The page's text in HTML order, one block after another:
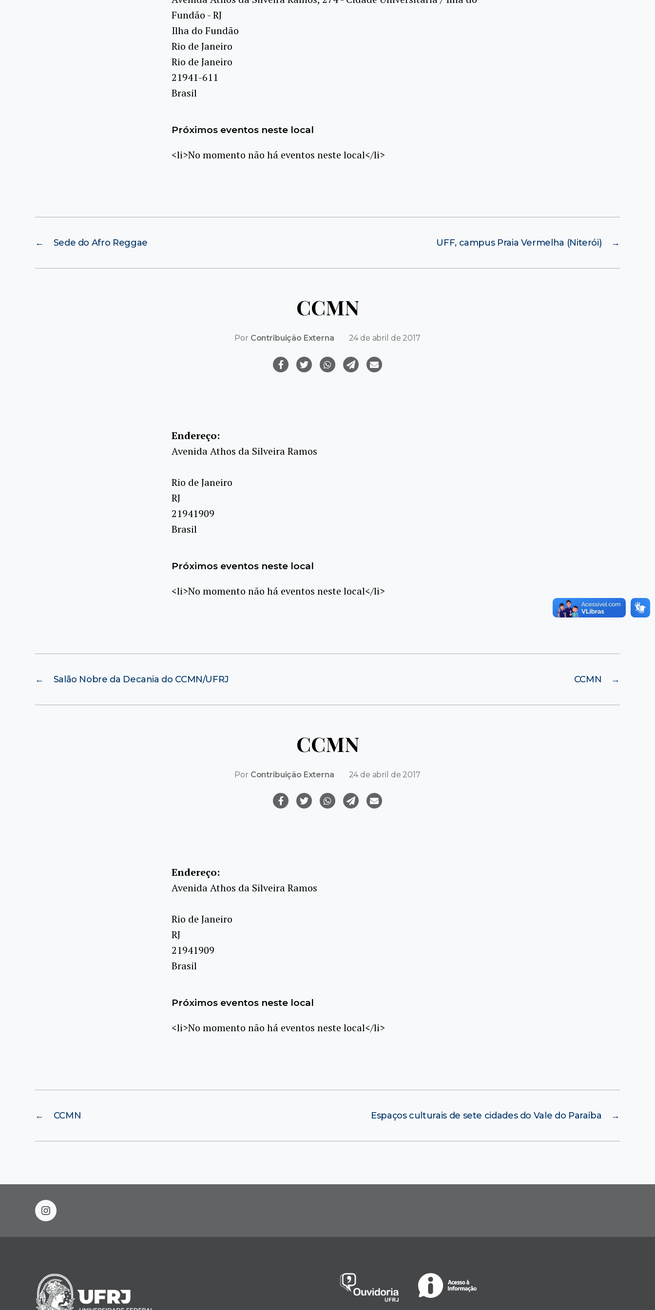
Fundão - RJ
Ilha do Fundão
Rio de Janeiro
Rio de Janeiro
21941-611
Brasil
Próximos eventos neste local
<li>No momento não há eventos neste local</li>
← Sede do Afro Reggae →
UFF, campus Praia Vermelha (Niterói)
CCMN
Por Contribuição Externa 24 de abril de 2017
Endereço:
Avenida Athos da Silveira Ramos
Rio de Janeiro
RJ
21941909
Brasil
Próximos eventos neste local
<li>No momento não há eventos neste local</li>
← Salão Nobre da Decania do CCMN/UFRJ →
CCMN
CCMN
Por Contribuição Externa 24 de abril de 2017
Endereço:
Avenida Athos da Silveira Ramos
Rio de Janeiro
RJ
21941909
Brasil
Próximos eventos neste local
<li>No momento não há eventos neste local</li>
← CCMN →
Espaços culturais de sete cidades do Vale do Paraíba
instagram